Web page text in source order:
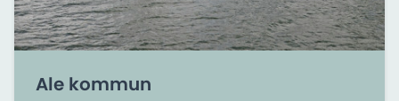
Ale kommun